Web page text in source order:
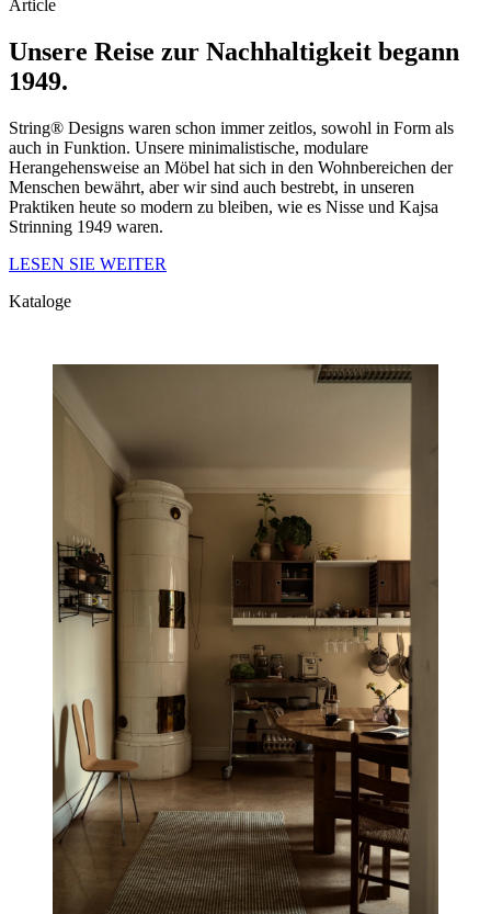
Article
Unsere Reise zur Nachhaltigkeit begann
1949.
String® Designs waren schon immer zeitlos, sowohl in Form als
auch in Funktion. Unsere minimalistische, modulare
Herangehensweise an Möbel hat sich in den Wohnbereichen der
Menschen bewährt, aber wir sind auch bestrebt, in unseren
Praktiken heute so modern zu bleiben, wie es Nisse und Kajsa
Strinning 1949 waren.
LESEN SIE WEITER
Kataloge